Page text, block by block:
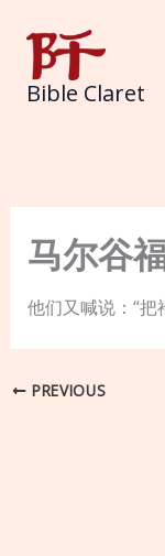
content
Bible Claret
马尔谷
他们又喊说：“把
PREVIOUS